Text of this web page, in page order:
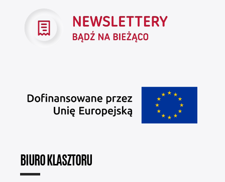
BIURO KLASZTORU